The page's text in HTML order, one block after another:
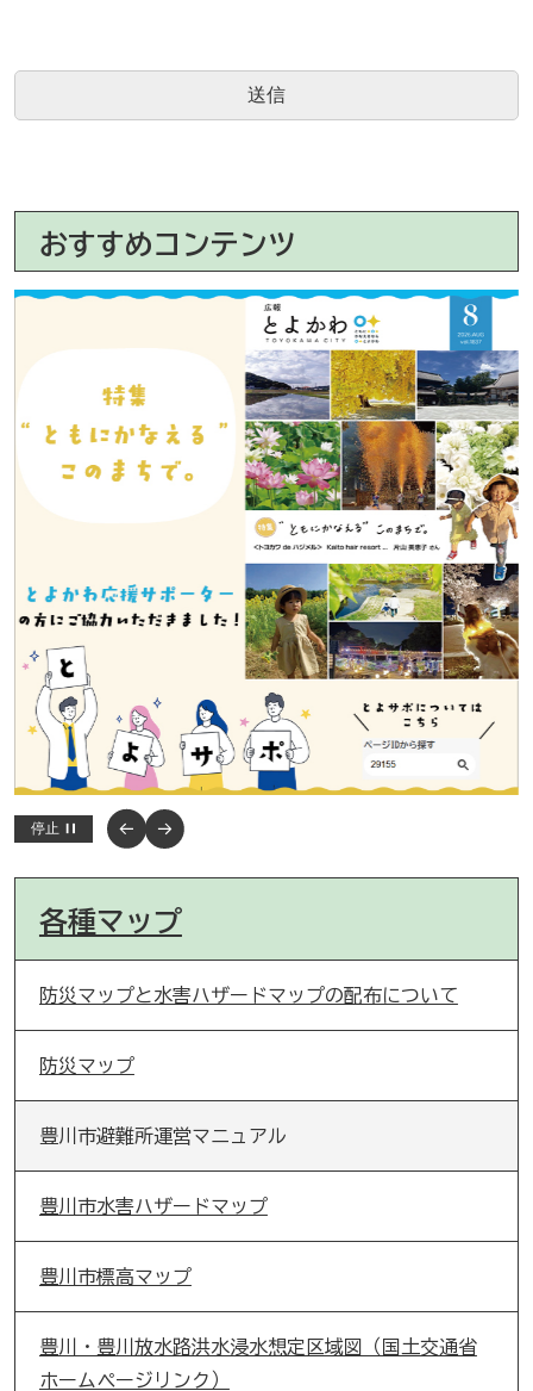
おすすめコンテンツ
停止
各種マップ
防災マップと水害ハザードマップの配布について
防災マップ
豊川市避難所運営マニュアル
豊川市水害ハザードマップ
豊川市標高マップ
豊川・豊川放水路洪水浸水想定区域図（国土交通省
ホームページリンク）